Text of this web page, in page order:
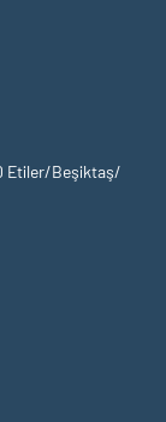
Etiler/Beşiktaş/